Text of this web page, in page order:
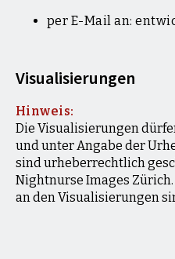
Stand April 2023, alle
© Christ & Gantenbein,
per E-Mail an:
Visualisierungen
Hinweis:
Die Visualisierungen
und unter Angabe der
sind urheberrechtlich
Nightnurse Images
an den Visualisierungen